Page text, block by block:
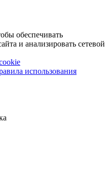
обеспечивать
и анализировать сетевой
использования